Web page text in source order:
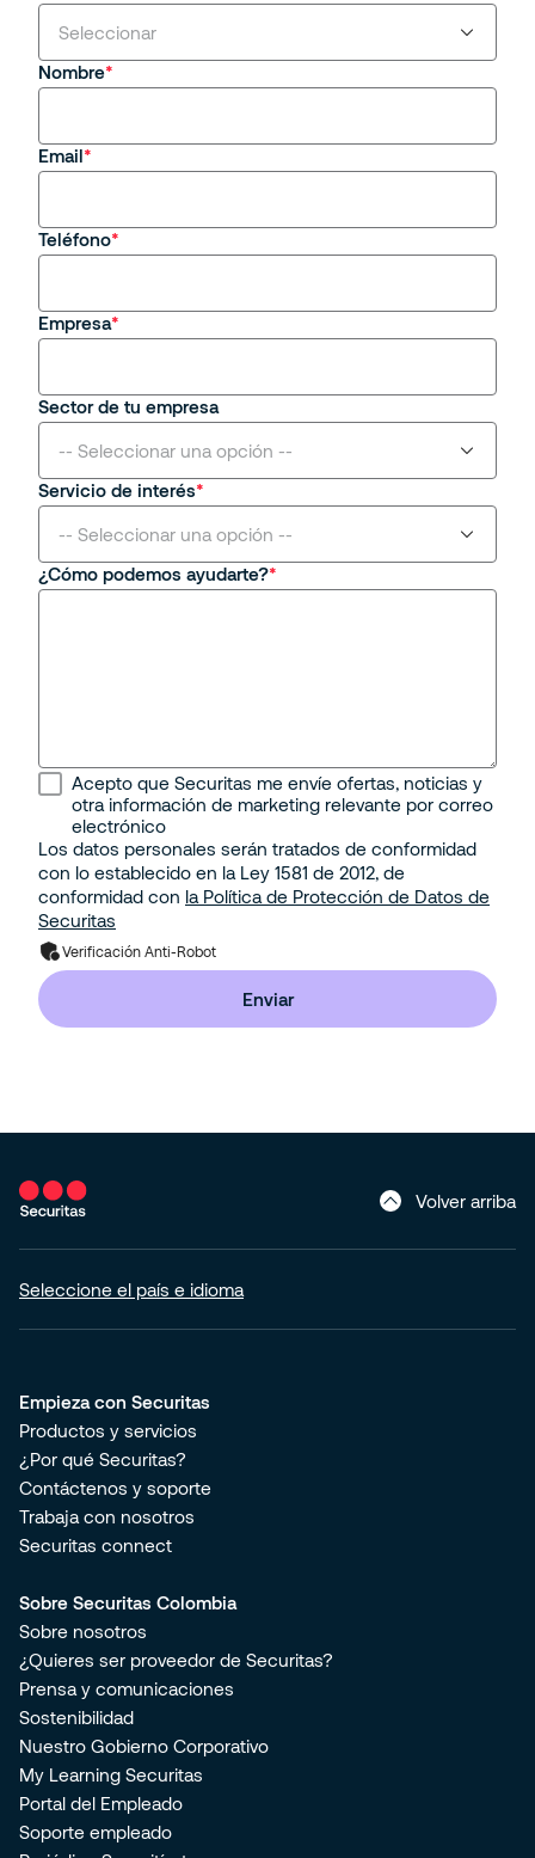
Seleccionar
Soy cliente actual
Estoy interesado en una oportunidad de empleo
Nombre
Email
Teléfono
Empresa
Sector de tu empresa
-- Seleccionar una opción --
Centros Comerciales y Retail
Minería e Hidrocarburos
Portuario
Property
Residencial
Servicio de interés
-- Seleccionar una opción --
Seguridad Mobile
Seguridad Electrónica
Gestión Corporativa del Riesgo
Solución de Seguridad: Integración de 2 o más
Servicios con Tecnología
¿Cómo podemos ayudarte?
Acepto que Securitas me envíe ofertas, noticias y
otra información de marketing relevante por correo
electrónico
Los datos personales serán tratados de conformidad
con lo establecido en la Ley 1581 de 2012, de
conformidad con la Política de Protección de Datos de
Securitas
Verificación Anti-Robot
Enviar
Volver arriba
Seleccione el país e idioma
Empieza con Securitas
Productos y servicios
¿Por qué Securitas?
Contáctenos y soporte
Trabaja con nosotros
Securitas connect
Sobre Securitas Colombia
Sobre nosotros
¿Quieres ser proveedor de Securitas?
Prensa y comunicaciones
Sostenibilidad
Nuestro Gobierno Corporativo
My Learning Securitas
Portal del Empleado
Soporte empleado